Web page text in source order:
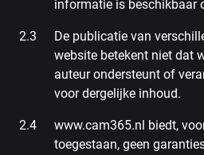
informatie is beschikbaar
De publicatie van
website betekent niet dat
auteur ondersteunt of
voor dergelijke inhoud.
www.cam365.nl biedt,
toegestaan, geen